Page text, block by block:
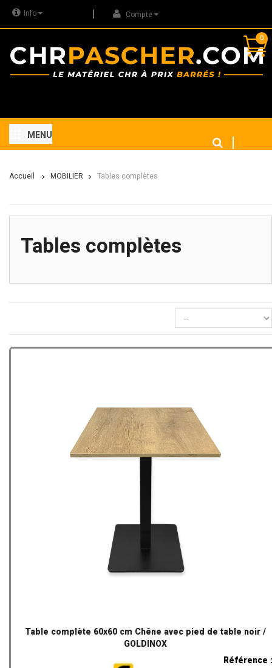
Info Compte
0
MENU
Accueil MOBILIER Tables complètes
Tables complètes
Table complète 60x60 cm Chêne avec pied de table noir /
GOLDINOX
Référence :